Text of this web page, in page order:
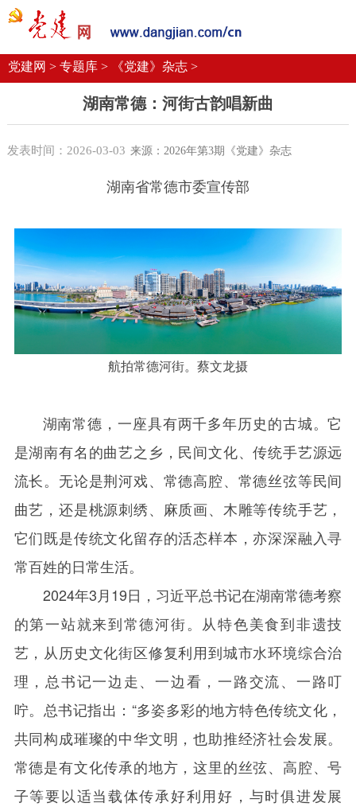
党建要闻
机关党建
校园党建 企业党建
党建网 > 专题库 > 《党建》杂志 >
湖南常德：河街古韵唱新曲
发表时间：2026-03-03 来源：2026年第3期《党建》杂志
湖南省常德市委宣传部
航拍常德河街。蔡文龙摄
湖南常德，一座具有两千多年历史的古城。它
是湖南有名的曲艺之乡，民间文化、传统手艺源远
流长。无论是荆河戏、常德高腔、常德丝弦等民间
曲艺，还是桃源刺绣、麻质画、木雕等传统手艺，
它们既是传统文化留存的活态样本，亦深深融入寻
常百姓的日常生活。
2024年3月19日，习近平总书记在湖南常德考察
的第一站就来到常德河街。从特色美食到非遗技
艺，从历史文化街区修复利用到城市水环境综合治
理，总书记一边走、一边看，一路交流、一路叮
咛。总书记指出：“多姿多彩的地方特色传统文化，
共同构成璀璨的中华文明，也助推经济社会发展。
常德是有文化传承的地方，这里的丝弦、高腔、号
子等要以适当载体传承好利用好，与时俱进发展